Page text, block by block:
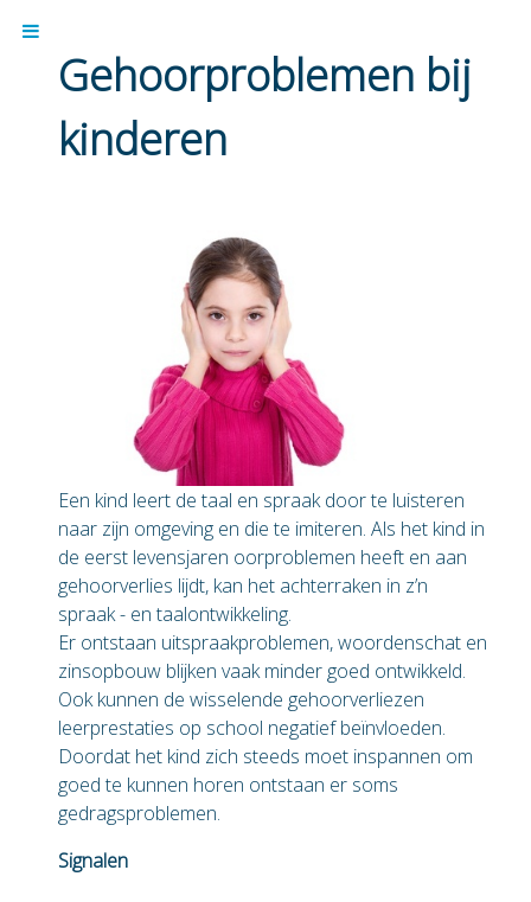
Gehoorproblemen bij
kinderen
Een kind leert de taal en spraak door te luisteren
naar zijn omgeving en die te imiteren. Als het kind in
de eerst levensjaren oorproblemen heeft en aan
gehoorverlies lijdt, kan het achterraken in z’n
spraak - en taalontwikkeling.
Er ontstaan uitspraakproblemen, woordenschat en
zinsopbouw blijken vaak minder goed ontwikkeld.
Ook kunnen de wisselende gehoorverliezen
leerprestaties op school negatief beïnvloeden.
Doordat het kind zich steeds moet inspannen om
goed te kunnen horen ontstaan er soms
gedragsproblemen.
Signalen